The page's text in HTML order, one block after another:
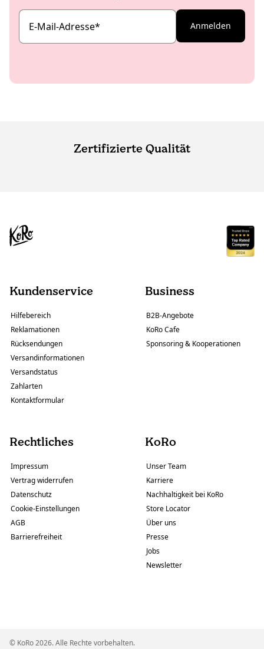
E-Mail-Adresse* Anmelden
Zertifizierte Qualität
Kundenservice
Hilfebereich
Reklamationen
Rücksendungen
Versandinformationen
Versandstatus
Zahlarten
Kontaktformular
Business
B2B-Angebote
KoRo Cafe
Sponsoring & Kooperationen
Rechtliches
Impressum
Vertrag widerrufen
Datenschutz
Cookie-Einstellungen
AGB
Barrierefreiheit
KoRo
Unser Team
Karriere
Nachhaltigkeit bei KoRo
Store Locator
Über uns
Presse
Jobs
Newsletter
© KoRo 2026. Alle Rechte vorbehalten.